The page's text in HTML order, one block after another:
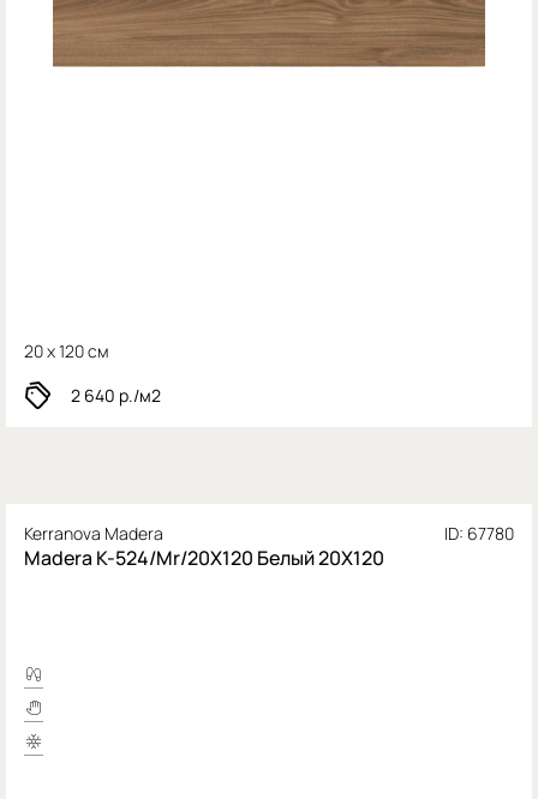
20 x 120 см
2 640 р./м2
Kerranova Madera ID: 67780
Madera K-524/Mr/20X120 Белый 20X120